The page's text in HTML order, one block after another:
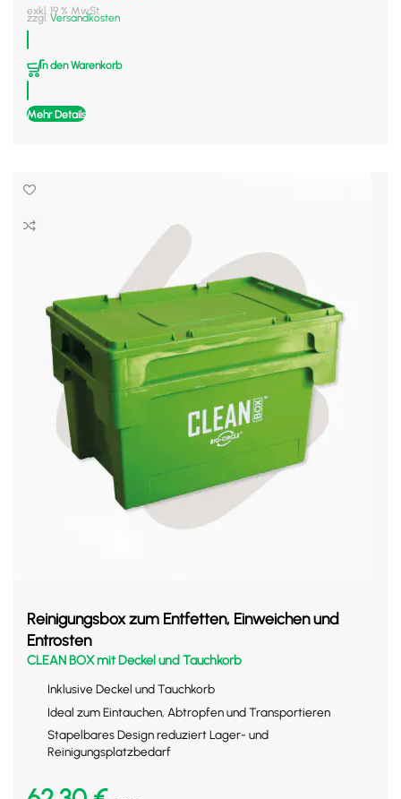
exkl. 19 % MwSt.
zzgl. Versandkosten
In den Warenkorb
Mehr Details
Reinigungsbox zum Entfetten, Einweichen und
Entrosten
CLEAN BOX mit Deckel und Tauchkorb
Inklusive Deckel und Tauchkorb
Ideal zum Eintauchen, Abtropfen und Transportieren
Stapelbares Design reduziert Lager- und
Reinigungsplatzbedarf